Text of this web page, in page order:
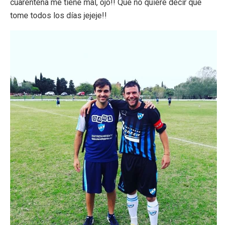
cuarentena me tiene mal, ojo!! Que no quiere decir que
tome todos los días jejeje!!